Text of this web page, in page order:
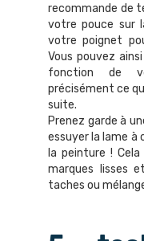
recommande de
votre pouce sur
votre poignet
Vous pouvez
fonction de
précisément ce
suite.
Prenez garde à
essuyer la lame à
la peinture !
marques lisses
taches ou